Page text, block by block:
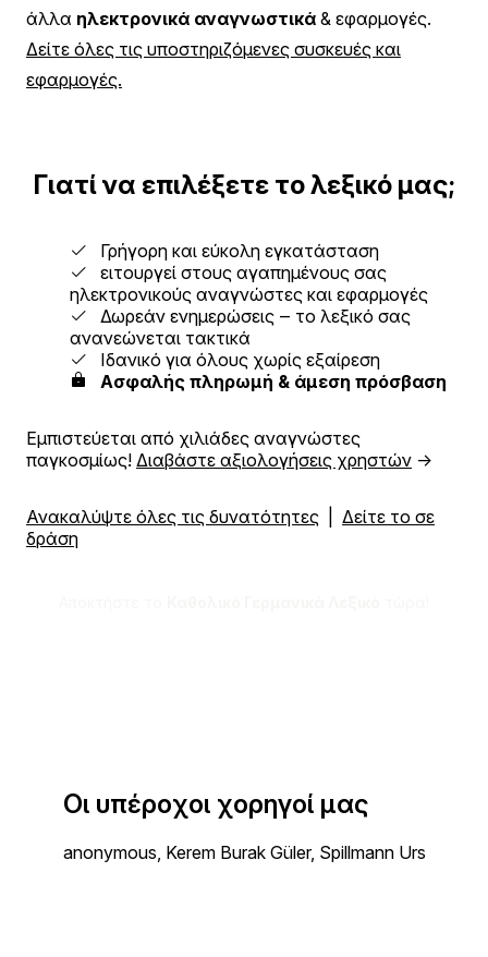
άλλα ηλεκτρονικά αναγνωστικά & εφαρμογές.
Δείτε όλες τις υποστηριζόμενες συσκευές και
εφαρμογές.
Γιατί να επιλέξετε το λεξικό μας;
Γρήγορη και εύκολη εγκατάσταση
ειτουργεί στους αγαπημένους σας
ηλεκτρονικούς αναγνώστες και εφαρμογές
Δωρεάν ενημερώσεις ‒ το λεξικό σας
ανανεώνεται τακτικά
Ιδανικό για όλους χωρίς εξαίρεση
Ασφαλής πληρωμή & άμεση πρόσβαση
Εμπιστεύεται από χιλιάδες αναγνώστες
παγκοσμίως! Διαβάστε αξιολογήσεις χρηστών →
Ανακαλύψτε όλες τις δυνατότητες
Δείτε το σε
δράση
Οι υπέροχοι χορηγοί μας
anonymous, Kerem Burak Güler, Spillmann Urs